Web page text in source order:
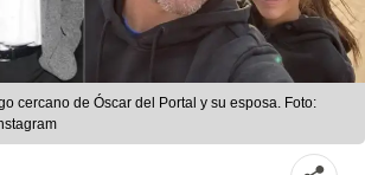
cercano de Óscar del Portal y su esposa. Foto: